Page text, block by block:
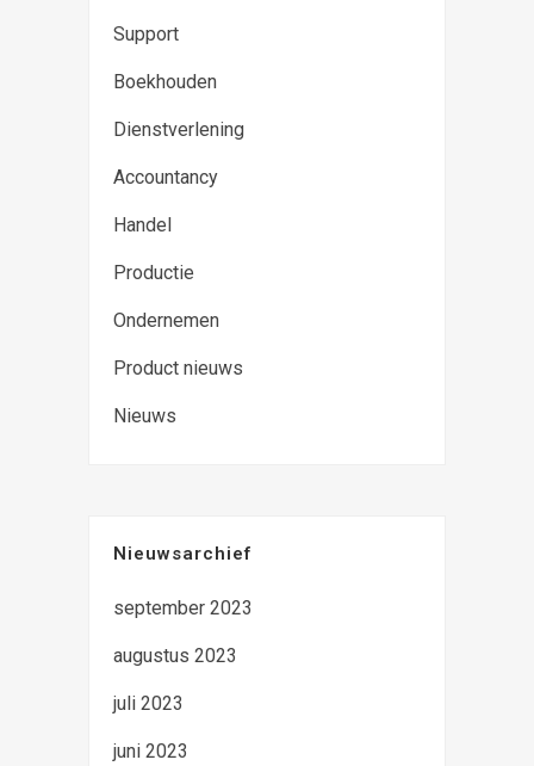
Support
Boekhouden
Dienstverlening
Accountancy
Handel
Productie
Ondernemen
Product nieuws
Nieuws
Nieuwsarchief
september 2023
augustus 2023
juli 2023
juni 2023